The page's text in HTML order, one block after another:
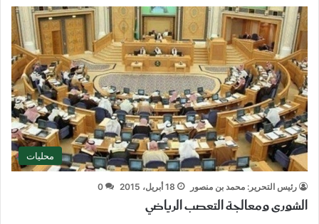
محليات
رئيس التحرير: محمد بن منصور 18 أبريل، 2015 0
الشورى ومعالجة التعصب الرياضي